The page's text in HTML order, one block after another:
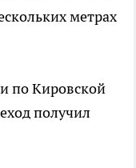
метрах
по Кировской
получил